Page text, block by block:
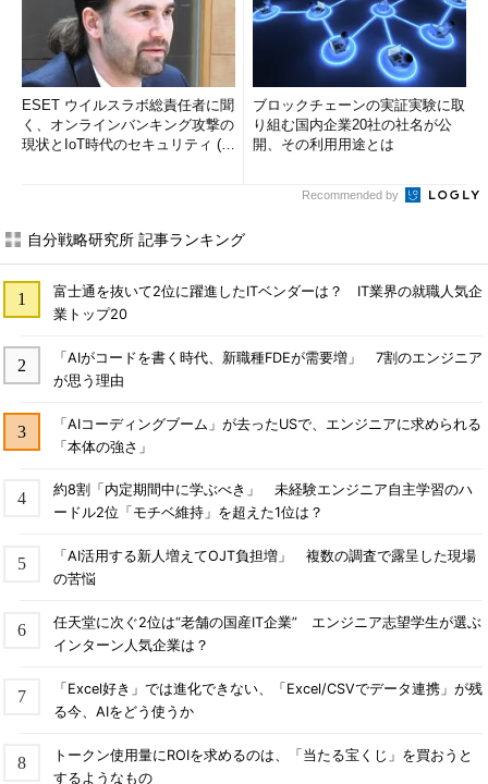
ESET ウイルスラボ総責任者に聞
く、オンラインバンキング攻撃の
現状とIoT時代のセキュリティ (1/
ブロックチェーンの実証実験に取
り組む国内企業20社の社名が公
開、その利用用途とは
Recommended by
自分戦略研究所 記事ランキング
富士通を抜いて2位に躍進したITベンダーは？ IT業界の就職人気企
業トップ20
「AIがコードを書く時代、新職種FDEが需要増」 7割のエンジニア
が思う理由
「AIコーディングブーム」が去ったUSで、エンジニアに求められる
「本体の強さ」
約8割「内定期間中に学ぶべき」 未経験エンジニア自主学習のハ
ードル2位「モチベ維持」を超えた1位は？
「AI活用する新人増えてOJT負担増」 複数の調査で露呈した現場
の苦悩
任天堂に次ぐ2位は“老舗の国産IT企業” エンジニア志望学生が選ぶ
インターン人気企業は？
「Excel好き」では進化できない、「Excel/CSVでデータ連携」が残
る今、AIをどう使うか
トークン使用量にROIを求めるのは、「当たる宝くじ」を買おうと
するようなもの